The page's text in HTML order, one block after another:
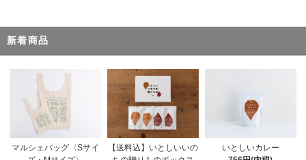
新着商品
マルシェバッグ〈Sサイ
【送料込】いとしいいの
いとしいカレー